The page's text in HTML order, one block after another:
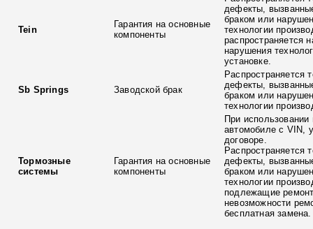
Tein
Гарантия на основные
компоненты
дефекты,
браком или
технологии
распространяется
нарушения
установке.
Sb Springs Заводской брак
Распространяется
дефекты,
браком или
технологии
Тормозные
системы
Гарантия на основные
компоненты
При использовании
автомобиле с VIN,
договоре.
Распространяется
дефекты,
браком или
технологии
подлежащие
невозможности
бесплатная замена.